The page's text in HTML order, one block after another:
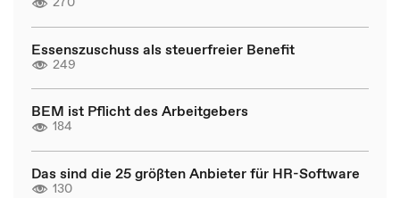
Essenszuschuss als steuerfreier Benefit
249
BEM ist Pflicht des Arbeitgebers
184
Das sind die 25 größten Anbieter für HR-Software
130